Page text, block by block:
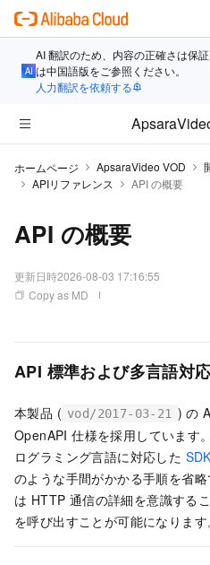
AI 翻訳のため、内容の正確さは保
は中国語版をご参照ください。
人力翻訳を依頼する
ホームページ ApsaraVideo VOD
APIリファレンス
API の概要
API の概要
更新日時2026-08-03 17:16:55
Copy as MD
API 標準および多言語対
本製品 ( vod/2017-03-21 ) の
OpenAPI 仕様を採用しています
ログラミング言語に対応した SDK
のような手間がかかる手順を省
は HTTP 通信の詳細を意識する
を呼び出すことが可能になります